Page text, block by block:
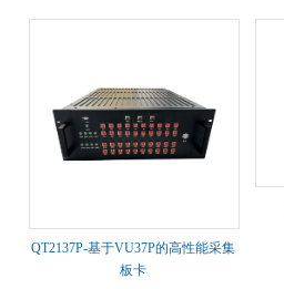
QT2137P-基于VU37P的高性能采集
板卡